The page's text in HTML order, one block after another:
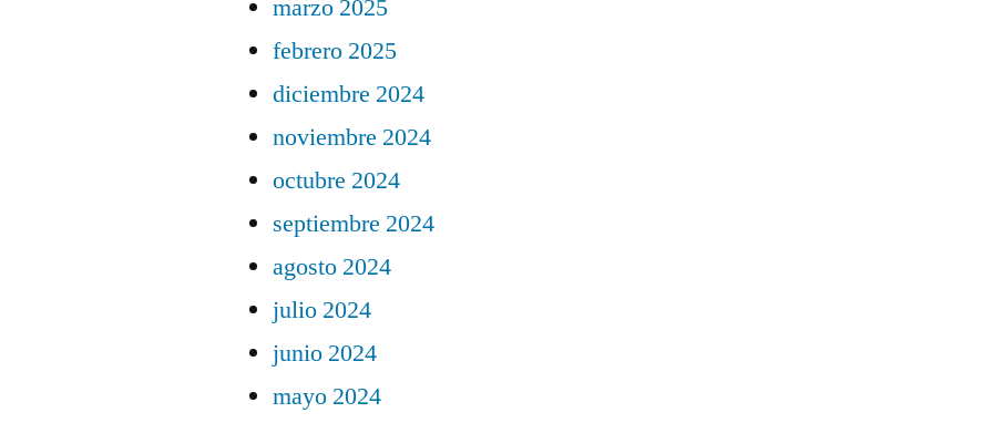
marzo 2025
febrero 2025
diciembre 2024
noviembre 2024
octubre 2024
septiembre 2024
agosto 2024
julio 2024
junio 2024
mayo 2024